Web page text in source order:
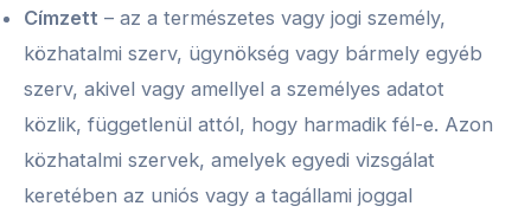
Címzett – az a természetes vagy jogi személy,
közhatalmi szerv, ügynökség vagy bármely egyéb
szerv, akivel vagy amellyel a személyes adatot
közlik, függetlenül attól, hogy harmadik fél-e. Azon
közhatalmi szervek, amelyek egyedi vizsgálat
keretében az uniós vagy a tagállami joggal